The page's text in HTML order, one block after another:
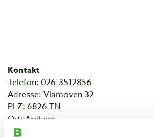
Kontakt
Telefon: 026-3512856
Adresse: Vlamoven 32
PLZ: 6826 TN
Ort: Arnhem